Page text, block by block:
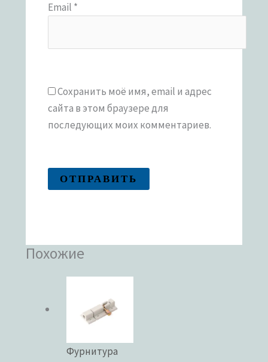
Email *
Сохранить моё имя, email и адрес
сайта в этом браузере для
последующих моих комментариев.
Похожие
Фурнитура